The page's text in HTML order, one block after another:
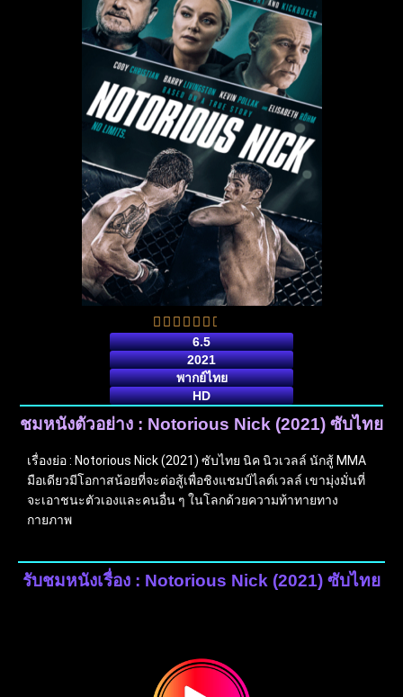
6.5
2021
พากย์ไทย
HD
ชมหนังตัวอย่าง : Notorious Nick (2021) ซับไทย
เรื่องย่อ : Notorious Nick (2021) ซับไทย นิค นิวเวลล์ นักสู้ MMA
มือเดียวมีโอกาสน้อยที่จะต่อสู้เพื่อชิงแชมป์ไลต์เวลล์ เขามุ่งมั่นที่
จะเอาชนะตัวเองและคนอื่น ๆ ในโลกด้วยความท้าทายทาง
กายภาพ
รับชมหนังเรื่อง : Notorious Nick (2021) ซับไทย